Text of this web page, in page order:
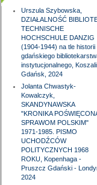
Urszula Szybowska,
DZIAŁALNOŚĆ
TECHNISCHE
HOCHSCHULE DANZIG
(1904-1944) na tle historii
gdańskiego
instytucjonalnego,
Gdańsk, 2024
Jolanta Chwastyk-
Kowalczyk,
SKANDYNAWSKA
"KRONIKA
SPRAWOM POLSKIM"
1971-1985. PISMO
UCHODŹCÓW
POLITYCZNYCH 1968
ROKU, Kopenhaga -
Pruszcz Gdański -
2024